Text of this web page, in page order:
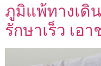
ภูมิแพ้ทางเดิ
รักษาเร็ว เอ